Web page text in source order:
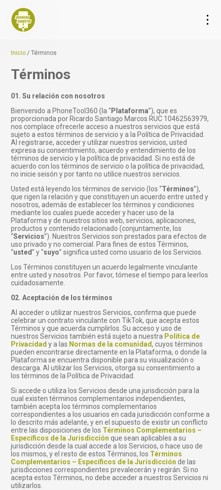
Inicio /Términos
Términos
01. Su relación con nosotros
Bienvenido a PhoneTool360 (la “Plataforma”), que es
proporcionada por Ricardo Santiago Marcos RUC 10462563979,
nos complace ofrecerle acceso a nuestros servicios que está
sujeto a estos términos de servicio y a la Política de Privacidad.
Al registrarse, acceder y utilizar nuestros servicios, usted
expresa su consentimiento, acuerdo y entendimiento de los
términos de servicio y la política de privacidad. Si no está de
acuerdo con los términos de servicio o la política de privacidad,
no inicie seisón y por tanto no utilice nuestros servicios.
Usted está leyendo los términos de servicio (los “Términos”),
que rigen la relación y que constituyen un acuerdo entre usted y
nosotros, además de establecer los términos y condiciones
mediante los cuales puede acceder y hacer uso de la
Plataforma y de nuestros sitios web, servicios, aplicaciones,
productos y contenido relacionado (conjuntamente, los
“Servicios”). Nuestros Servicios son prestados para efectos de
uso privado y no comercial. Para fines de estos Términos,
“usted” y “suyo” significa usted como usuario de los Servicios.
Los Términos constituyen un acuerdo legalmente vinculante
entre usted y nosotros. Por favor, tómese el tiempo para leerlos
cuidadosamente.
02. Aceptación de los términos
Al acceder o utilizar nuestros Servicios, confirma que puede
celebrar un contrato vinculante con TikTok, que acepta estos
Términos y que acuerda cumplirlos. Su acceso y uso de
nuestros Servicios también está sujeto a nuestra Política de
Privacidad y a las Normas de la comunidad, cuyos términos
pueden encontrarse directamente en la Plataforma, o donde la
Plataforma se encuentra disponible para su visualización o
descarga. Al utilizar los Servicios, otorga su consentimiento a
los términos de la Política de Privacidad.
Si accede o utiliza los Servicios desde una jurisdicción para la
cual existen términos complementarios independientes,
también acepta los términos complementarios
correspondientes a los usuarios en cada jurisdicción conforme a
lo descrito más adelante, y en el supuesto de existir un conflicto
entre las disposiciones de los Términos Complementarios –
Específicos de la Jurisdicción que sean aplicables a su
jurisdicción desde la cual accede a los Servicios, o hace uso de
los mismos, y el resto de estos Términos, los Términos
Complementarios – Específicos de la Jurisdicción de las
jurisdicciones correspondientes prevalecerán y regirán. Si no
acepta estos Términos, no debe acceder a nuestros Servicios ni
utilizarlos.